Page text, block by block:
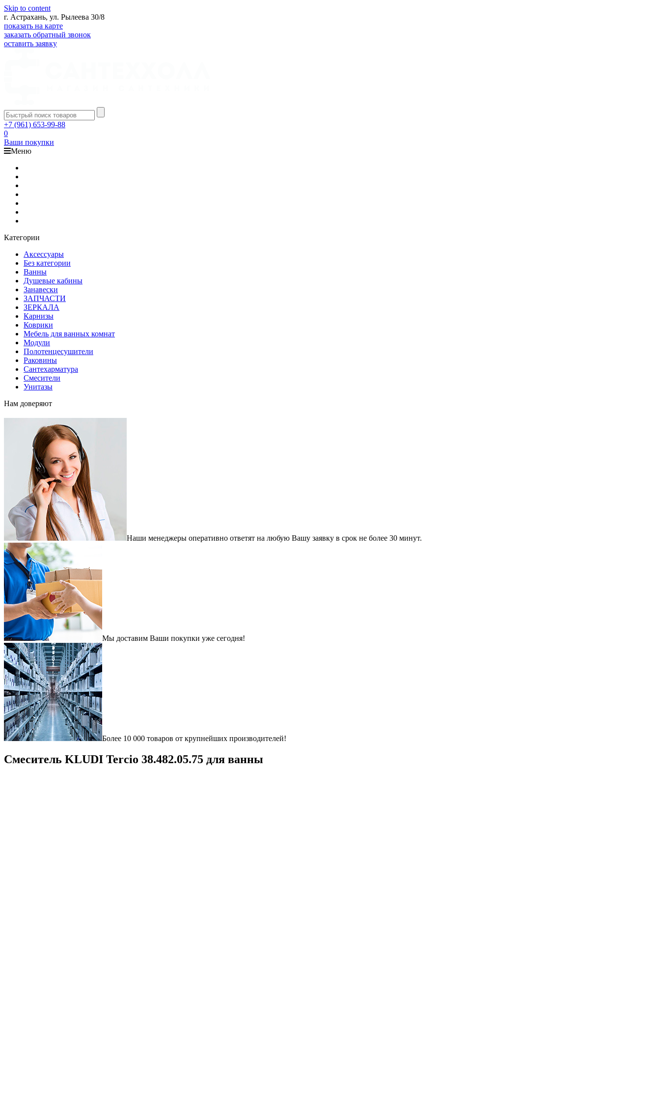
Skip to content
г. Астрахань, ул. Рылеева 30/8
показать на карте
заказать обратный звонок
оставить заявку
+7 (961) 653-99-88
0
Ваши покупки
Меню
Категории
Аксессуары
Без категории
Ванны
Душевые кабины
Занавески
ЗАПЧАСТИ
ЗЕРКАЛА
Карнизы
Коврики
Мебель для ванных комнат
Модули
Полотенцесушители
Раковины
Сантехарматура
Смесители
Унитазы
Нам доверяют
Наши менеджеры оперативно ответят на любую Вашу заявку в срок не более 30 минут.
Мы доставим Ваши покупки уже сегодня!
Более 10 000 товаров от крупнейших производителей!
Смеситель KLUDI Tercio 38.482.05.75 для ванны